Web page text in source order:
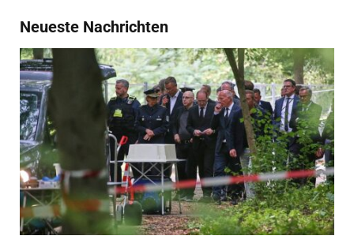
Neueste Nachrichten